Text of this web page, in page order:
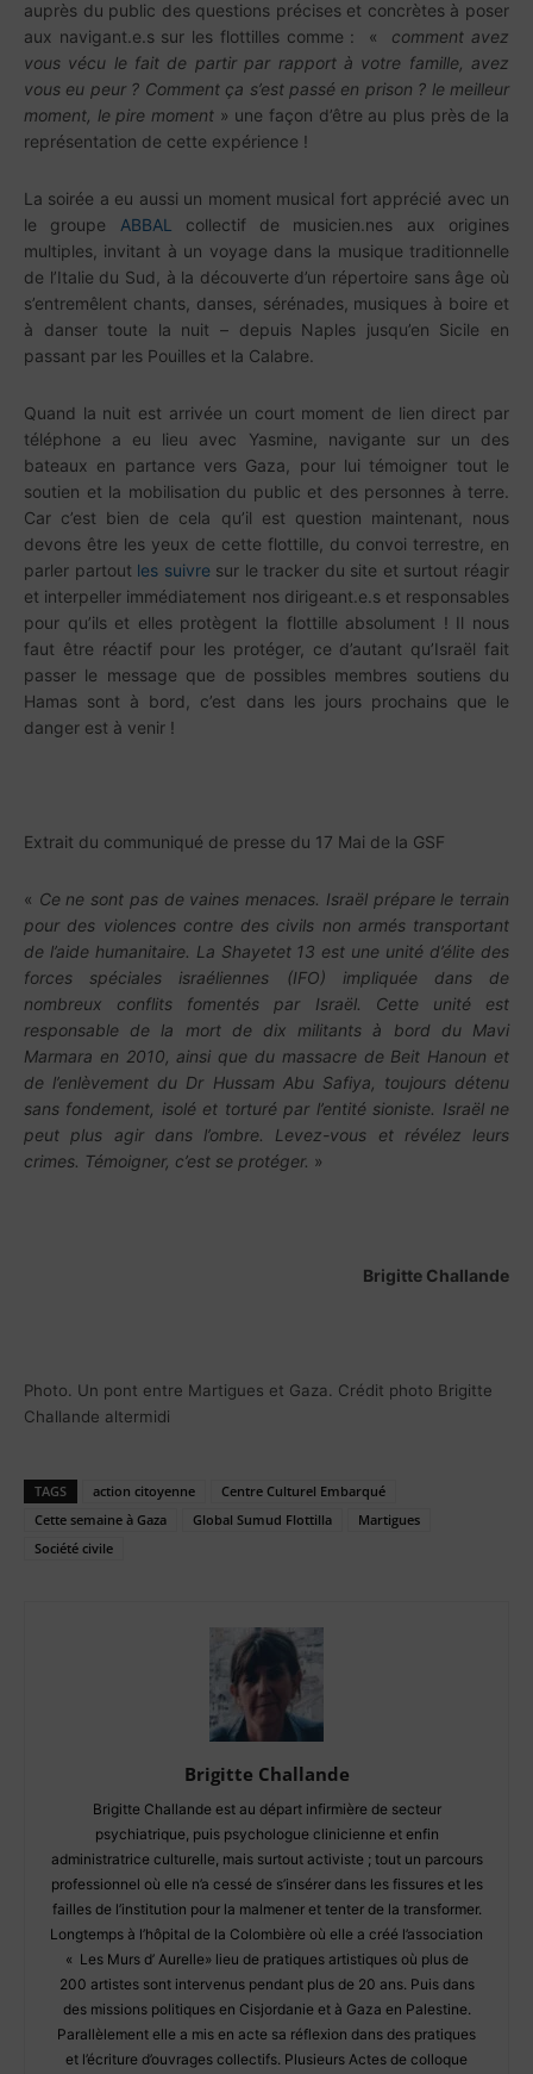
auprès du public des questions précises et concrètes à poser
aux navigant.e.s sur les flottilles comme : «
comment avez
vous vécu le fait de partir par rapport à votre famille, avez
vous eu peur ? Comment ça s’est passé en prison ? le meilleur
moment, le pire moment » une façon d’être au plus près de la
représentation de cette expérience !
La soirée a eu aussi un moment musical fort apprécié avec un
le groupe ABBAL
collectif de musicien.nes aux origines
multiples, invitant à un voyage dans la musique traditionnelle
de l’Italie du Sud, à la découverte d’un répertoire sans âge où
s’entremêlent chants, danses, sérénades, musiques à boire et
à danser toute la nuit – depuis Naples jusqu’en Sicile en
passant par les Pouilles et la Calabre.
Quand la nuit est arrivée un court moment de lien direct par
téléphone a eu lieu avec Yasmine, navigante sur un des
bateaux en partance vers Gaza, pour lui témoigner tout le
soutien et la mobilisation du public et des personnes à terre.
Car c’est bien de cela qu’il est question maintenant, nous
devons être les yeux de cette flottille, du convoi terrestre, en
parler partout les suivresur le tracker du site et surtout réagir
et interpeller immédiatement nos dirigeant.e.s et responsables
pour qu’ils et elles protègent la flottille absolument ! Il nous
faut être réactif pour les protéger, ce d’autant qu’Israël fait
passer le message que de possibles membres soutiens du
Hamas sont à bord, c’est dans les jours prochains que le
danger est à venir !
Extrait du communiqué de presse du 17 Mai de la GSF
« Ce ne sont pas de vaines menaces. Israël prépare le terrain
pour des violences contre des civils non armés transportant
de l’aide humanitaire. La Shayetet 13 est une unité d’élite des
forces spéciales israéliennes (IFO) impliquée dans de
nombreux conflits fomentés par Israël. Cette unité est
responsable de la mort de dix militants à bord du Mavi
Marmara en 2010, ainsi que du massacre de Beit Hanoun et
de l’enlèvement du Dr Hussam Abu Safiya, toujours détenu
sans fondement, isolé et torturé par l’entité sioniste. Israël ne
peut plus agir dans l’ombre. Levez-vous et révélez leurs
crimes. Témoigner, c’est se protéger. »
Brigitte Challande
Photo. Un pont entre Martigues et Gaza. Crédit photo Brigitte
Challande altermidi
TAGS action citoyenne
Centre Culturel Embarqué
Cette semaine à Gaza
Global Sumud Flottilla
Martigues
Société civile
Brigitte Challande
Brigitte Challande est au départ infirmière de secteur
psychiatrique, puis psychologue clinicienne et enfin
administratrice culturelle, mais surtout activiste ; tout un parcours
professionnel où elle n’a cessé de s’insérer dans les fissures et les
failles de l’institution pour la malmener et tenter de la transformer.
Longtemps à l’hôpital de la Colombière où elle a créé l’association
« Les Murs d’ Aurelle» lieu de pratiques artistiques où plus de
200 artistes sont intervenus pendant plus de 20 ans. Puis dans
des missions politiques en Cisjordanie et à Gaza en Palestine.
Parallèlement elle a mis en acte sa réflexion dans des pratiques
et l’écriture d’ouvrages collectifs. Plusieurs Actes de colloque